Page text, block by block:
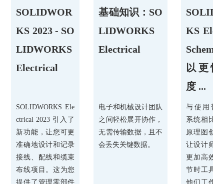
SOLIDWOR
KS 2023 - SO
LIDWORKS
Electrical
基础知识：SO
LIDWORKS
Electrical
KS
以更
度 ...
SOLIDWORKS Ele
ctrical 2023 引入了
新功能，让您可更
准确地设计和记录
接线、配线和缆束
布线项目。这为您
提供了管理零部件
电子和机械设计团队
之间轻松展开协作，
无需传输数据，且不
会丢失关键数据。
与使用普
系统相比
原理图创
让设计师
更加高效
节时工具
他们工作